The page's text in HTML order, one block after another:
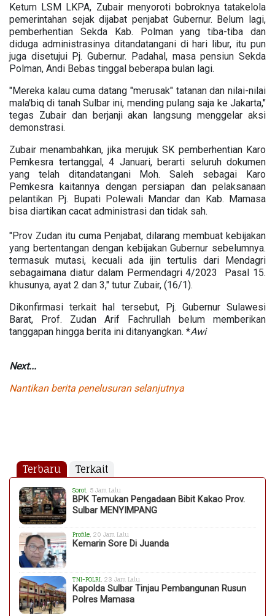
Ketum LSM LKPA, Zubair menyoroti bobroknya tatakelola
pemerintahan sejak dijabat penjabat Gubernur. Belum lagi,
pemberhentian Sekda Kab. Polman yang tiba-tiba dan
diduga administrasinya ditandatangani di hari libur, itu pun
juga disetujui Pj. Gubernur. Padahal, masa pensiun Sekda
Polman, Andi Bebas tinggal beberapa bulan lagi.
"Mereka kalau cuma datang "merusak" tatanan dan nilai-nilai
mala'biq di tanah Sulbar ini, mending pulang saja ke Jakarta,"
tegas Zubair dan berjanji akan langsung menggelar aksi
demonstrasi.
Zubair menambahkan, jika merujuk SK pemberhentian Karo
Pemkesra tertanggal, 4 Januari, berarti seluruh dokumen
yang telah ditandatangani Moh. Saleh sebagai Karo
Pemkesra kaitannya dengan persiapan dan pelaksanaan
pelantikan Pj. Bupati Polewali Mandar dan Kab. Mamasa
bisa diartikan cacat administrasi dan tidak sah.
"Prov Zudan itu cuma Penjabat, dilarang membuat kebijakan
yang bertentangan dengan kebijakan Gubernur sebelumnya.
termasuk mutasi, kecuali ada ijin tertulis dari Mendagri
sebagaimana diatur dalam Permendagri 4/2023 Pasal 15.
khusunya, ayat 2 dan 3," tutur Zubair, (16/1).
Dikonfirmasi terkait hal tersebut, Pj. Gubernur Sulawesi
Barat, Prof. Zudan Arif Fachrullah belum memberikan
tanggapan hingga berita ini ditanyangkan. *Awi
Next...
Nantikan berita penelusuran selanjutnya
Terbaru Terkait
Sorot , 5 Jam Lalu
BPK Temukan Pengadaan Bibit Kakao Prov.
Sulbar MENYIMPANG
Profile, 20 Jam Lalu
Kemarin Sore Di Juanda
TNI-POLRI, 23 Jam Lalu
Kapolda Sulbar Tinjau Pembangunan Rusun
Polres Mamasa